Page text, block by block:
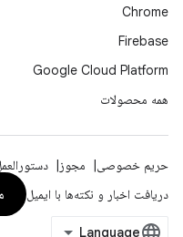
Chrome
Firebase
Google Cloud Platform
همه محصولات
حریم خصوصی مجوز
دریافت اخبار و نکته‌ها با ایمیل